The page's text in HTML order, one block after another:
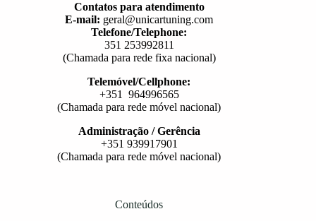
Contatos para atendimento
E-mail: geral@unicartuning.com
Telefone/Telephone:
351 253992811
(Chamada para rede fixa nacional)
Telemóvel/Cellphone:
+351 964996565
(Chamada para rede móvel nacional)
Administração / Gerência
+351 939917901
(Chamada para rede móvel nacional)
Conteúdos